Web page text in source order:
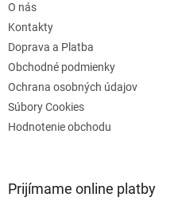
O nás
Kontakty
Doprava a Platba
Obchodné podmienky
Ochrana osobných údajov
Súbory Cookies
Hodnotenie obchodu
Prijímame online platby